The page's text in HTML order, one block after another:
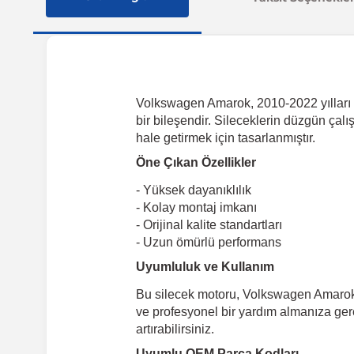
Volkswagen Amarok, 2010-2022
bir bileşendir. Sileceklerin düzgün
hale getirmek için tasarlanmıştır.
Öne Çıkan Özellikler
- Yüksek dayanıklılık
- Kolay montaj imkanı
- Orijinal kalite standartları
- Uzun ömürlü performans
Uyumluluk ve Kullanım
Bu silecek motoru, Volkswagen
ve profesyonel bir yardım almanıza
artırabilirsiniz.